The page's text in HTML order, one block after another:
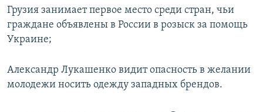
Грузия занимает первое место среди стран, чьи
граждане объявлены в России в розыск за помощь
Украине;
Александр Лукашенко видит опасность в желании
молодежи носить одежду западных брендов.